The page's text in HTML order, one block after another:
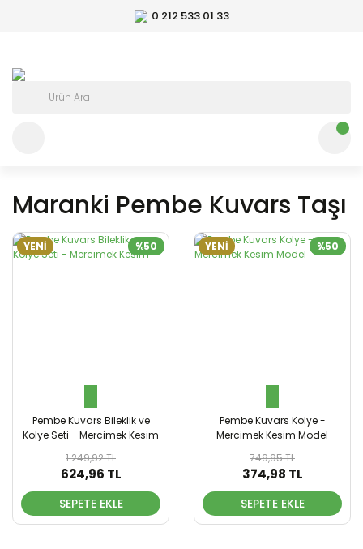
0 212 533 01 33
Maranki Pembe Kuvars Taşı
%50
YENİ
Pembe Kuvars Bileklik ve
Kolye Seti - Mercimek Kesim
1.249,92 TL
624,96 TL
SEPETE EKLE
%50
YENİ
Pembe Kuvars Kolye -
Mercimek Kesim Model
749,95 TL
374,98 TL
SEPETE EKLE